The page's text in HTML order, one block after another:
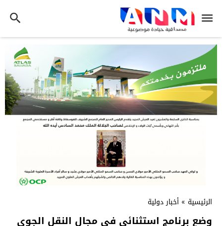
الرئيسية » أخبار دولية
وضع برنامج استثنائي في مجال النقل الجوي